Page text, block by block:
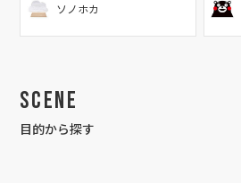
ソノホカ
Scene
目的から探す